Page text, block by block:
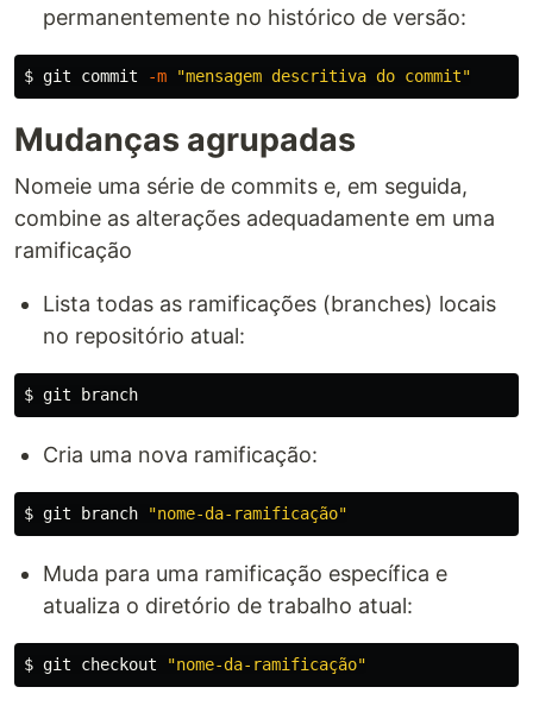
permanentemente no histórico de versão:
$ git commit -m "mensagem descritiva do commit"
Mudanças agrupadas
Nomeie uma série de commits e, em seguida,
combine as alterações adequadamente em uma
ramificação
Lista todas as ramificações (branches) locais
no repositório atual:
$
Cria uma nova ramificação:
$ git branch "nome-da-ramificação"
Muda para uma ramificação específica e
atualiza o diretório de trabalho atual:
$ git checkout "nome-da-ramificação"